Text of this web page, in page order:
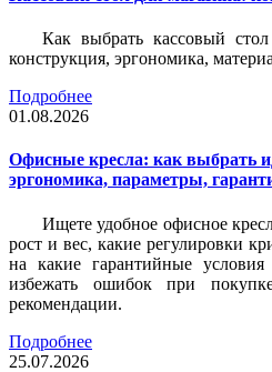
Как выбрать кассовый
конструкция, эргономика,
Подробнее
01.08.2026
Офисные кресла: как выбрать
эргономика, параметры,
Ищете удобное офисное
рост и вес, какие регулировки
на какие гарантийные
избежать ошибок при
рекомендации.
Подробнее
25.07.2026